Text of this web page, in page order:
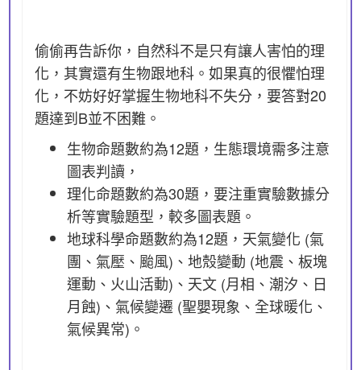
偷偷再告訴你，自然科不是只有讓人害怕的理
化，其實還有生物跟地科。如果真的很懼怕理
化，不妨好好掌握生物地科不失分，要答對20
題達到B並不困難。
生物命題數約為12題，生態環境需多注意
圖表判讀，
理化命題數約為30題，要注重實驗數據分
析等實驗題型，較多圖表題。
地球科學命題數約為12題，天氣變化 (氣
團、氣壓、颱風)、地殼變動 (地震、板塊
運動、火山活動)、天文 (月相、潮汐、日
月蝕)、氣候變遷 (聖嬰現象、全球暖化、
氣候異常)。